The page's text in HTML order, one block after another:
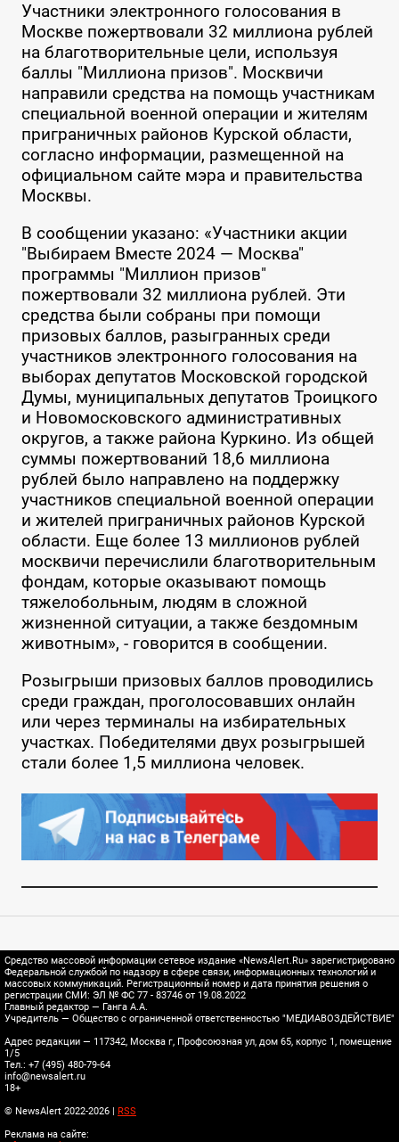
Участники электронного голосования в
Москве пожертвовали 32 миллиона рублей
на благотворительные цели, используя
баллы "Миллиона призов". Москвичи
направили средства на помощь участникам
специальной военной операции и жителям
приграничных районов Курской области,
согласно информации, размещенной на
официальном сайте мэра и правительства
Москвы.
В сообщении указано: «Участники акции
"Выбираем Вместе 2024 — Москва"
программы "Миллион призов"
пожертвовали 32 миллиона рублей. Эти
средства были собраны при помощи
призовых баллов, разыгранных среди
участников электронного голосования на
выборах депутатов Московской городской
Думы, муниципальных депутатов Троицкого
и Новомосковского административных
округов, а также района Куркино. Из общей
суммы пожертвований 18,6 миллиона
рублей было направлено на поддержку
участников специальной военной операции
и жителей приграничных районов Курской
области. Еще более 13 миллионов рублей
москвичи перечислили благотворительным
фондам, которые оказывают помощь
тяжелобольным, людям в сложной
жизненной ситуации, а также бездомным
животным», - говорится в сообщении.
Розыгрыши призовых баллов проводились
среди граждан, проголосовавших онлайн
или через терминалы на избирательных
участках. Победителями двух розыгрышей
стали более 1,5 миллиона человек.
Средство массовой информации сетевое издание «NewsAlert.Ru» зарегистрировано
Федеральной службой по надзору в сфере связи, информационных технологий и
массовых коммуникаций. Регистрационный номер и дата принятия решения о
регистрации СМИ: ЭЛ № ФС 77 - 83746 от 19.08.2022
Главный редактор — Ганга А.А.
Учредитель — Общество с ограниченной ответственностью "МЕДИАВОЗДЕЙСТВИЕ"
Адрес редакции — 117342, Москва г, Профсоюзная ул, дом 65, корпус 1, помещение
1/5
Тел.: +7 (495) 480-79-64
info@newsalert.ru
18+
© NewsAlert 2022-2026 | RSS
Реклама на сайте: